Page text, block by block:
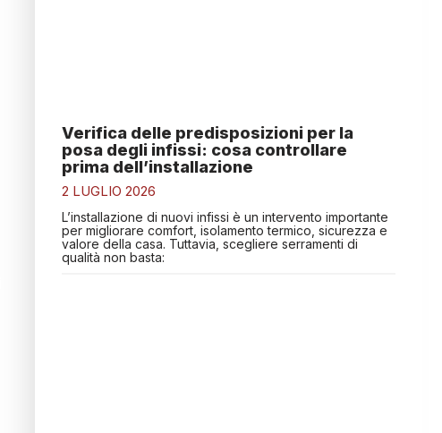
Verifica delle predisposizioni per la
posa degli infissi: cosa controllare
prima dell’installazione
2 LUGLIO 2026
L’installazione di nuovi infissi è un intervento importante
per migliorare comfort, isolamento termico, sicurezza e
valore della casa. Tuttavia, scegliere serramenti di
qualità non basta: